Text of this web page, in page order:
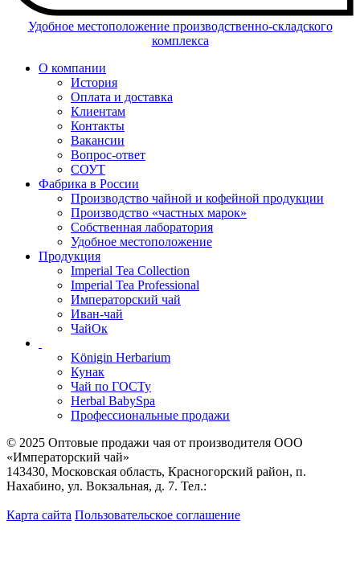
Удобное местоположение производственно-складского
комплекса
О компании
История
Оплата и доставка
Клиентам
Контакты
Вакансии
Вопрос-ответ
СОУТ
Фабрика в России
Производство чайной и кофейной продукции
Производство «частных марок»
Собственная лаборатория
Удобное местоположение
Продукция
Imperial Tea Collection
Imperial Tea Professional
Императорский чай
Иван-чай
ЧайОк
Königin Herbarium
Кунак
Чай по ГОСТу
Herbal BabySpa
Профессиональные продажи
© 2025 Оптовые продажи чая от производителя OOO
«Императорский чай»
143430, Московская область, Красногорский район, п.
Нахабино, ул. Вокзальная, д. 7. Тел.:
Карта сайта Пользовательское соглашение